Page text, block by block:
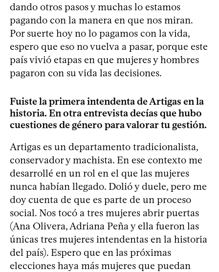
dando otros pasos y muchas lo estamos
pagando con la manera en que nos miran.
Por suerte hoy no lo pagamos con la vida,
espero que eso no vuelva a pasar, porque este
país vivió etapas en que mujeres y hombres
pagaron con su vida las decisiones.
Fuiste la primera intendenta de Artigas en la
historia. En otra entrevista decías que hubo
cuestiones de género para valorar tu gestión.
Artigas es un departamento tradicionalista,
conservador y machista. En ese contexto me
desarrollé en un rol en el que las mujeres
nunca habían llegado. Dolió y duele, pero me
doy cuenta de que es parte de un proceso
social. Nos tocó a tres mujeres abrir puertas
(Ana Olivera, Adriana Peña y ella fueron las
únicas tres mujeres intendentas en la historia
del país). Espero que en las próximas
elecciones haya más mujeres que puedan